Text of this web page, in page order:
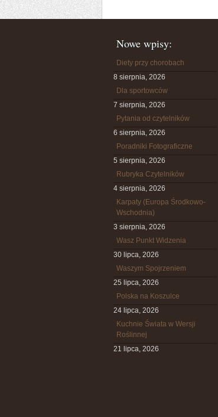
Nowe wpisy:
Diety przy chorobach
8 sierpnia, 2026
Dla sportowców
7 sierpnia, 2026
Pytania od czytelników
6 sierpnia, 2026
Poradniki Fotograficzne
5 sierpnia, 2026
Rubryka Czytelników
4 sierpnia, 2026
Karpaty (Europa Środkowo-
Wschodnia)
3 sierpnia, 2026
Wasz Punkt Widzenia
30 lipca, 2026
Waszym Spojrzeniem
25 lipca, 2026
Polska na Koszulce
24 lipca, 2026
Kuchnie Świata w Wersji
Roślinnej
21 lipca, 2026